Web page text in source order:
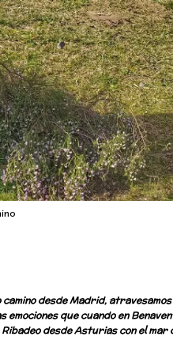
desde Madrid,
que cuando en
desde Asturias con el mar